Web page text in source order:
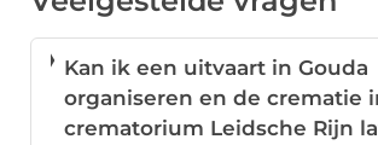
Kan ik een uitvaart in Gouda
organiseren en de crematie
crematorium Leidsche Rijn